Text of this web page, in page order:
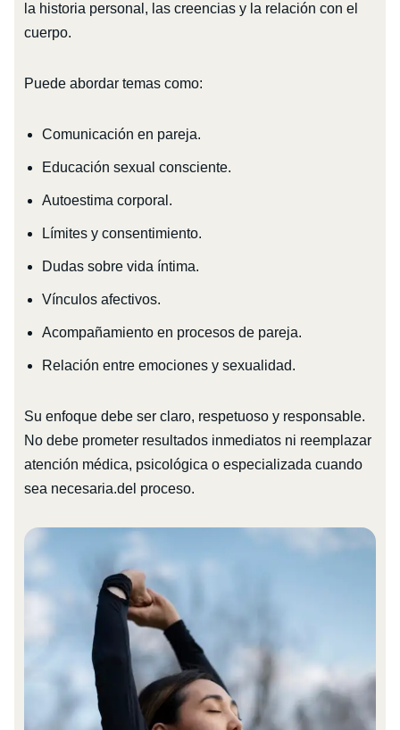
la historia personal, las creencias y la relación con el
cuerpo.
Puede abordar temas como:
Comunicación en pareja.
Educación sexual consciente.
Autoestima corporal.
Límites y consentimiento.
Dudas sobre vida íntima.
Vínculos afectivos.
Acompañamiento en procesos de pareja.
Relación entre emociones y sexualidad.
Su enfoque debe ser claro, respetuoso y responsable.
No debe prometer resultados inmediatos ni reemplazar
atención médica, psicológica o especializada cuando
sea necesaria.del proceso.